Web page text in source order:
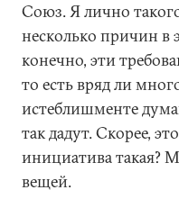
Союз. Я лично
несколько причин в
конечно, эти
то есть вряд ли
истеблишменте
так дадут. Скорее,
инициатива такая?
вещей.